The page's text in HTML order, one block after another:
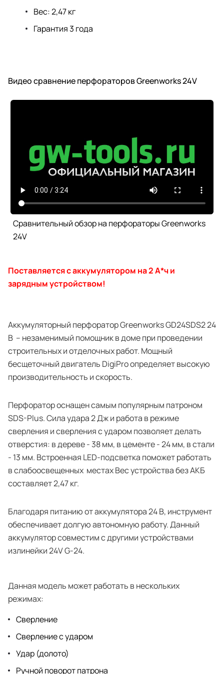
Вес: 2,47 кг
Гарантия 3 года
Видео сравнение перфораторов Greenworks 24V
Сравнительный обзор на перфораторы Greenworks
24V
Поставляется c аккумулятором на 2 А*ч и
зарядным устройством!
Аккумуляторный перфоратор Greenworks GD24SDS2 24
В – незаменимый помощник в доме при проведении
строительных и отделочных работ. Мощный
бесщеточный двигатель DigiPro определяет высокую
производительность и скорость.
Перфоратор оснащен самым популярным патроном
SDS-Plus. Сила удара 2 Дж и работа в режиме
сверления и сверления с ударом позволяет делать
отверстия: в дереве - 38 мм, в цементе - 24 мм, в стали
- 13 мм. Встроенная LED-подсветка поможет работать
в слабоосвещенных местах Вес устройства без АКБ
составляет 2,47 кг.
Благодаря питанию от аккумулятора 24 В, инструмент
обеспечивает долгую автономную работу. Данный
аккумулятор совместим с другими устройствами
излинейки 24V G-24.
Данная модель может работать в нескольких
режимах:
Сверление
Сверление с ударом
Удар (долото)
Ручной поворот патрона